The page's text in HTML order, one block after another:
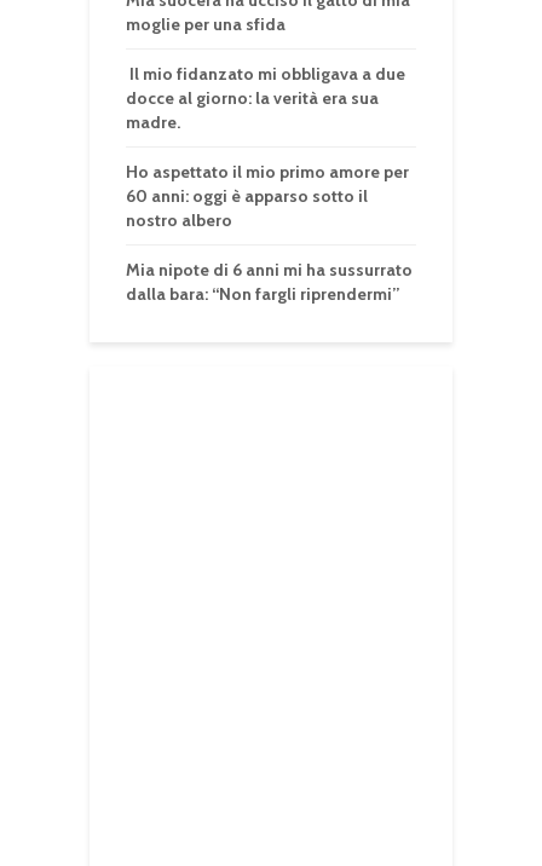
moglie per una sfida
Il mio fidanzato mi obbligava a due
docce al giorno: la verità era sua
madre.
Ho aspettato il mio primo amore per
60 anni: oggi è apparso sotto il
nostro albero
Mia nipote di 6 anni mi ha sussurrato
dalla bara: “Non fargli riprendermi”